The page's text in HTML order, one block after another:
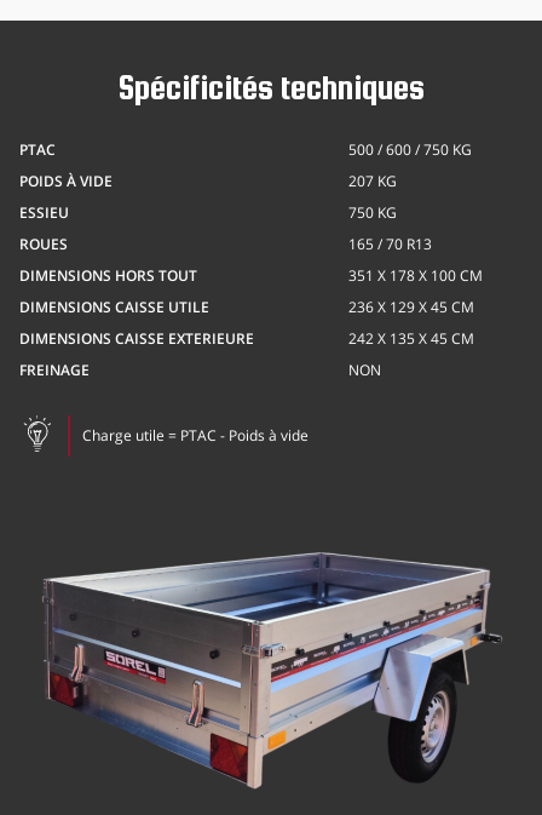
Spécificités techniques
PTAC
500 / 600 / 750 KG
POIDS À VIDE
207 KG
ESSIEU
750 KG
ROUES
165 / 70 R13
DIMENSIONS HORS TOUT
351 X 178 X 100 CM
DIMENSIONS CAISSE UTILE
236 X 129 X 45 CM
DIMENSIONS CAISSE EXTERIEURE
242 X 135 X 45 CM
FREINAGE
NON
Charge utile = PTAC - Poids à vide